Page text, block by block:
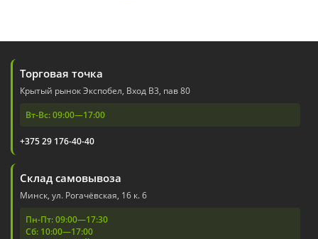
Торговая точка
Крытый рынок Экспобел, Вход В3, пав 80
Вт-Вс: 09:00—17:00
+375 29 176-40-40
Склад самовывоза
Минск, ул. Рогачёвская, 16 к. 6
Пн-Пт: 09:00—17:30
Сб: 10:00—17:00